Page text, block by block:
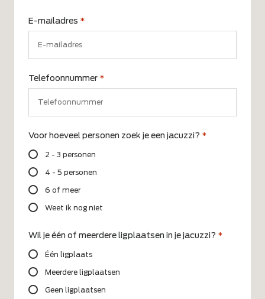
E-mailadres *
Telefoonnummer *
Voor hoeveel personen zoek je een jacuzzi? *
2 - 3 personen
4 - 5 personen
6 of meer
Weet ik nog niet
Wil je één of meerdere ligplaatsen in je jacuzzi? *
Één ligplaats
Meerdere ligplaatsen
Geen ligplaatsen